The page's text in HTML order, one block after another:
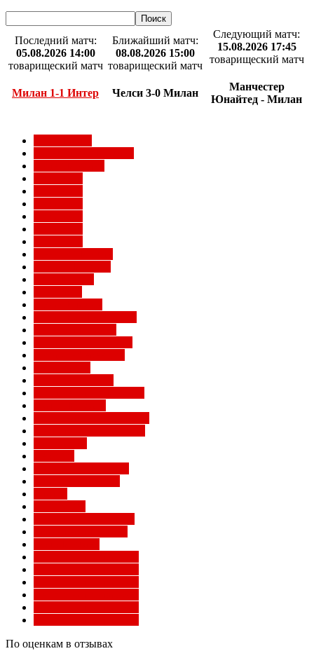
Последний матч:
05.08.2026 14:00
товарищеский матч
Милан 1-1 Интер
Ближайший матч:
08.08.2026 15:00
товарищеский матч
Челси 3-0 Милан
Следующий матч:
15.08.2026 17:45
товарищеский матч
Манчестер
Юнайтед - Милан
По оценкам в отзывах